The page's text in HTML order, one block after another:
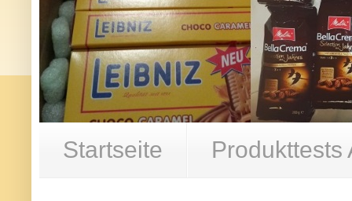
Startseite Produkttests